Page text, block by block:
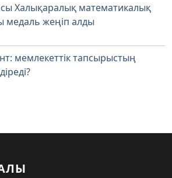
Халықаралық математикалық
медаль жеңіп алды
мемлекеттік тапсырыстың